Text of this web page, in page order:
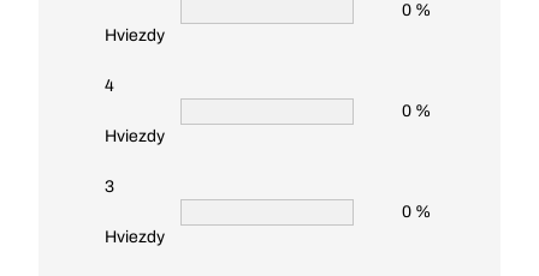
Hviezdy
0 %
4
Hviezdy
0 %
3
Hviezdy
0 %